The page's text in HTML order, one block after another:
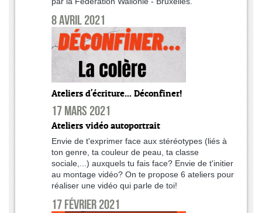
8 avril 2021
Ateliers d'écriture... Déconfiner!
17 mars 2021
Ateliers vidéo autoportrait
Envie de t'exprimer face aux stéréotypes (liés à
ton genre, ta couleur de peau, ta classe
sociale,...) auxquels tu fais face? Envie de t'initier
au montage vidéo? On te propose 6 ateliers pour
réaliser une vidéo qui parle de toi!
17 février 2021